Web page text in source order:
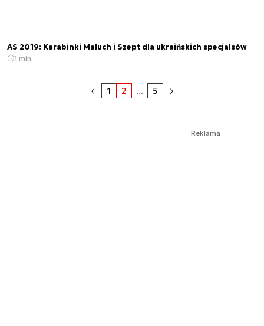
AS 2019: Karabinki Maluch i Szept dla ukraińskich specjalsów
1 min.
1 2 ... 5
Reklama